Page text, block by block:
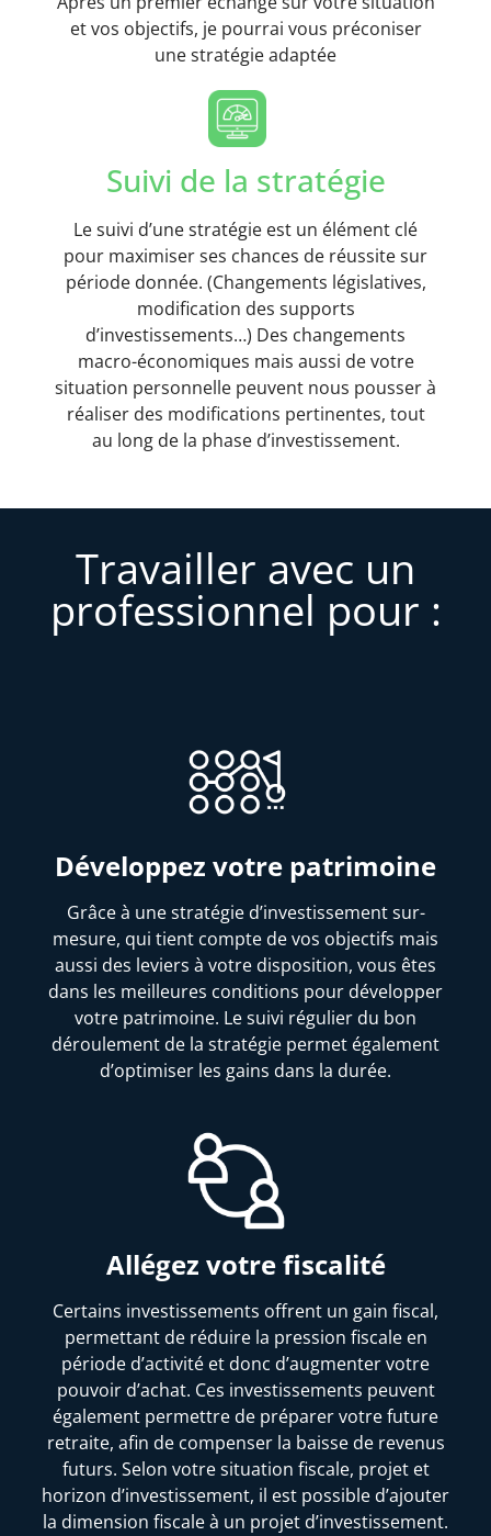
et vos objectifs, je pourrai vous préconiser
une stratégie adaptée
Suivi de la stratégie
Le suivi d’une stratégie est un élément clé
pour maximiser ses chances de réussite sur
période donnée. (Changements législatives,
modification des supports
d’investissements…) Des changements
macro-économiques mais aussi de votre
situation personnelle peuvent nous pousser à
réaliser des modifications pertinentes, tout
au long de la phase d’investissement.
Travailler avec un
professionnel pour :
Développez votre patrimoine
Grâce à une stratégie d’investissement sur-
mesure, qui tient compte de vos objectifs mais
aussi des leviers à votre disposition, vous êtes
dans les meilleures conditions pour développer
votre patrimoine. Le suivi régulier du bon
déroulement de la stratégie permet également
d’optimiser les gains dans la durée.
Allégez votre fiscalité
Certains investissements offrent un gain fiscal,
permettant de réduire la pression fiscale en
période d’activité et donc d’augmenter votre
pouvoir d’achat. Ces investissements peuvent
également permettre de préparer votre future
retraite, afin de compenser la baisse de revenus
futurs. Selon votre situation fiscale, projet et
horizon d’investissement, il est possible d’ajouter
la dimension fiscale à un projet d’investissement.